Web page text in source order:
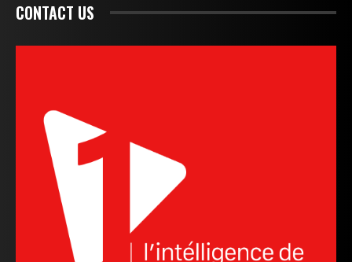
CONTACT US